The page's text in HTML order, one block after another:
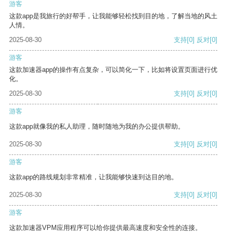
游客
这款app是我旅行的好帮手，让我能够轻松找到目的地，了解当地的风土
人情。
2025-08-30
支持[0] 反对[0]
游客
这款加速器app的操作有点复杂，可以简化一下，比如将设置页面进行优
化。
2025-08-30
支持[0] 反对[0]
游客
这款app就像我的私人助理，随时随地为我的办公提供帮助。
2025-08-30 支持[0] 反对[0]
游客
这款app的路线规划非常精准，让我能够快速到达目的地。
2025-08-30 支持[0] 反对[0]
游客
这款加速器VPM应用程序可以给你提供最高速度和安全性的连接。